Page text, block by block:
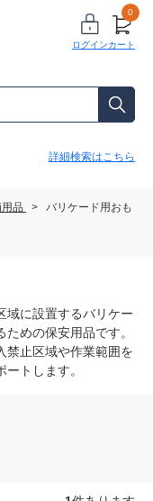
ログイン
0
カート
詳細検索はこちら
品 >
バリケード用おも
域に設置するバリケー
めの保安用品です。
禁止区域や作業範囲を
トします。